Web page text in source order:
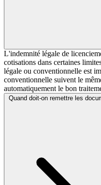
L'indemnité légale de
cotisations dans certaines
légale ou conventionnelle est
conventionnelle suivent le
automatiquement le bon
Quand doit-on remettre les